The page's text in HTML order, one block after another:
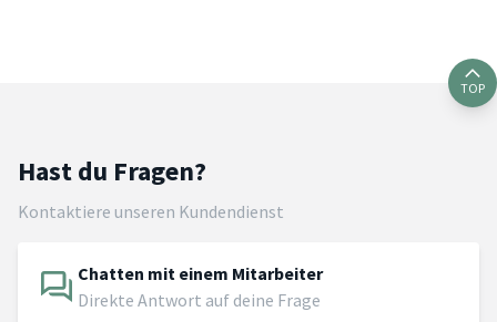
TOP
Hast du Fragen?
Kontaktiere unseren Kundendienst
Chatten mit einem Mitarbeiter
Direkte Antwort auf deine Frage